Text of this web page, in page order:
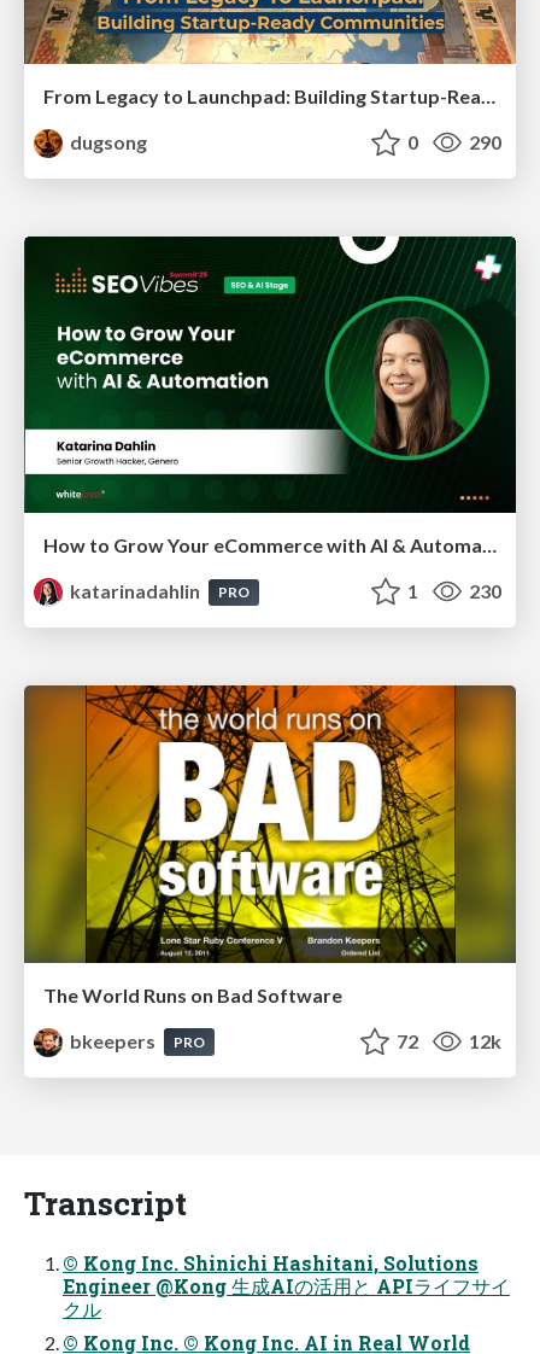
From Legacy to Launchpad: Building Startup-Ready Communities
dugsong
0 290
How to Grow Your eCommerce with AI & Automation
katarinadahlin
PRO 1 230
The World Runs on Bad Software
bkeepers
PRO 72 12k
Transcript
© Kong Inc. Shinichi Hashitani, Solutions
Engineer @Kong 生成AIの活用と APIライフサイ
クル
© Kong Inc. © Kong Inc. AI in Real World